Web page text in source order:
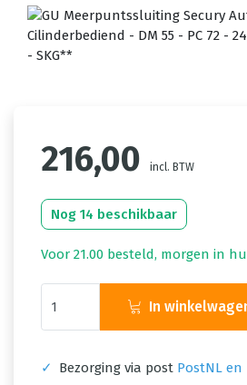
216,00 incl. BTW
Nog 14 beschikbaar
Voor 21.00 besteld, morgen in
In
✓ Bezorging via post PostNL en